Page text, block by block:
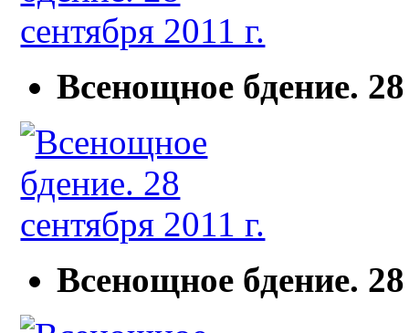
Всенощное бдение.
Всенощное бдение.